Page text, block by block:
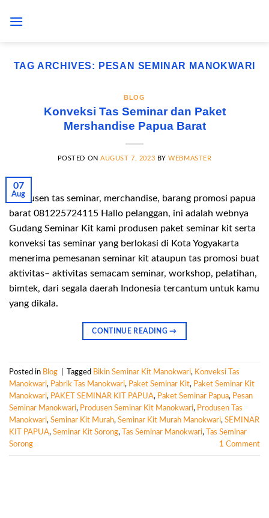
TAG ARCHIVES: PESAN SEMINAR MANOKWARI
BLOG
Konveksi Tas Seminar dan Paket
Mershandise Papua Barat
POSTED ONAUGUST 7, 2023 BYWEBMASTER
07
Aug
Produsen tas seminar, merchandise, barang promosi papua
barat 081225724115 Hallo pelanggan, ini adalah webnya
Gudang Seminar Kit kami produsen paket seminar kit serta
konveksi tas seminar yang berlokasi di Kota Yogyakarta
menerima pemesanan seminar kit ataupun tas promosi buat
aktivitas– aktivitas semacam seminar, workshop, pelatihan,
bimtek, dari segala daerah Indonesia tercantum untuk kamu
yang dikala.
CONTINUE READING→
Posted in Blog Tagged Bikin Seminar Kit Manokwari, Konveksi Tas
Manokwari, Pabrik Tas Manokwari, Paket Seminar Kit, Paket Seminar Kit
Manokwari, PAKET SEMINAR KIT PAPUA, Paket Seminar Papua, Pesan
Seminar Manokwari, Produsen Seminar Kit Manokwari, Produsen Tas
Manokwari, Seminar Kit Murah, Seminar Kit Murah Manokwari, SEMINAR
KIT PAPUA, Seminar Kit Sorong, Tas Seminar Manokwari,
Tas Seminar
Sorong
1 Comment